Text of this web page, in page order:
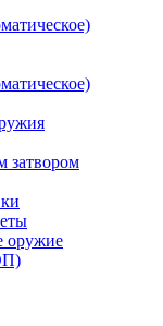
затвором
оружие